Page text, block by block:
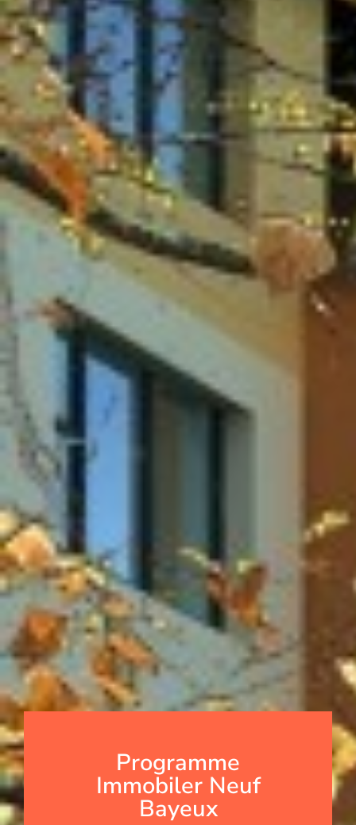
Programme
Immobiler Neuf
Bayeux